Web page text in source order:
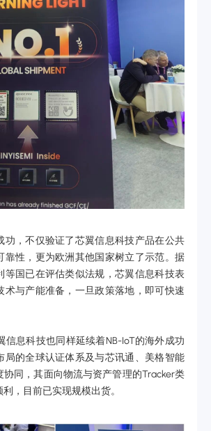
功，不仅验证了芯翼信息科技产品在公共
靠性，更为欧洲其他国家树立了示范。据
等国已在评估类似法规，芯翼信息科技表
术与产能准备，一旦政策落地，即可快速
信息科技也同样延续着NB-IoT的海外成功
局的全球认证体系及与芯讯通、美格智能
协同，其面向物流与资产管理的Tracker类
，目前已实现规模出货。